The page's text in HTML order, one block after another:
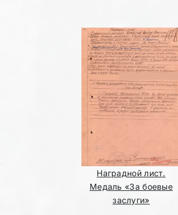
Наградной лист.
Медаль «За боевые
заслуги»